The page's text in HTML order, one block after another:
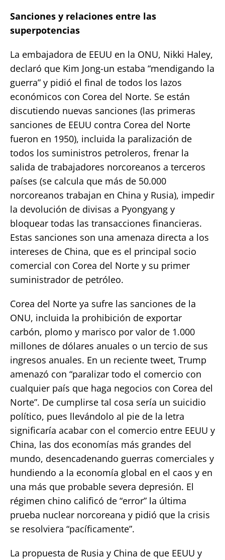
Sanciones y relaciones entre las
superpotencias
La embajadora de EEUU en la ONU, Nikki Haley,
declaró que Kim Jong-un estaba “mendigando la
guerra” y pidió el final de todos los lazos
económicos con Corea del Norte. Se están
discutiendo nuevas sanciones (las primeras
sanciones de EEUU contra Corea del Norte
fueron en 1950), incluida la paralización de
todos los suministros petroleros, frenar la
salida de trabajadores norcoreanos a terceros
países (se calcula que más de 50.000
norcoreanos trabajan en China y Rusia), impedir
la devolución de divisas a Pyongyang y
bloquear todas las transacciones financieras.
Estas sanciones son una amenaza directa a los
intereses de China, que es el principal socio
comercial con Corea del Norte y su primer
suministrador de petróleo.
Corea del Norte ya sufre las sanciones de la
ONU, incluida la prohibición de exportar
carbón, plomo y marisco por valor de 1.000
millones de dólares anuales o un tercio de sus
ingresos anuales. En un reciente tweet, Trump
amenazó con “paralizar todo el comercio con
cualquier país que haga negocios con Corea del
Norte”. De cumplirse tal cosa sería un suicidio
político, pues llevándolo al pie de la letra
significaría acabar con el comercio entre EEUU y
China, las dos economías más grandes del
mundo, desencadenando guerras comerciales y
hundiendo a la economía global en el caos y en
una más que probable severa depresión. El
régimen chino calificó de “error” la última
prueba nuclear norcoreana y pidió que la crisis
se resolviera “pacíficamente”.
La propuesta de Rusia y China de que EEUU y